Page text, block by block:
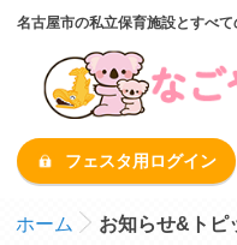
名古屋市の私立保育施設とすべ
フェスタ用ログイン
ホーム お知らせ&トピ